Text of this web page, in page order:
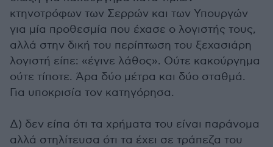
κτηνοτρόφων των Σερρών και των Υπουργών
για μία προθεσμία που έχασε ο λογιστής τους,
αλλά στην δική του περίπτωση του ξεχασιάρη
λογιστή είπε: «έγινε λάθος». Ούτε κακούργημα
ούτε τίποτε. Άρα δύο μέτρα και δύο σταθμά.
Για υποκρισία τον κατηγόρησα.
Δ) δεν είπα ότι τα χρήματα του είναι παράνομα
αλλά στηλίτευσα ότι τα έχει σε τράπεζα του